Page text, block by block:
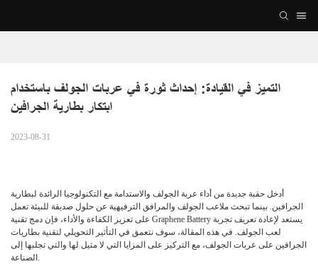
التميز في القيادة: إحداث ثورة في عربات الجولف باستخدام
ابتكار بطارية الجرافين
2023-08-31
أدخل حقبة جديدة من أداء عربة الجولف والاستدامة مع التكنولوجيا الرائدة لبطارية
الجرافين. بينما تبحث ملاعب الجولف والمرافق الترفيهية عن حلول صديقة للبيئة تعمل
على تعزيز الكفاءة والأداء، فإن دمج تقنية Graphene Battery يستعد لإعادة تعريف تجربة
لعب الجولف. في هذه المقالة، سوف نتعمق في التأثير التحويلي لتقنية بطاريات
الجرافين على عربات الجولف، مع التركيز على المزايا التي لا مثيل لها والتي تجلبها إلى
الصناعة.